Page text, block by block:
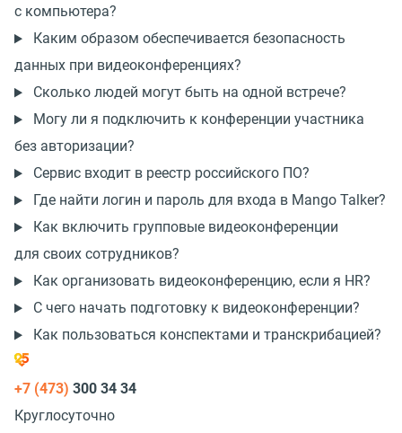
с компьютера?
Каким образом обеспечивается безопасность
данных при видеоконференциях?
Сколько людей могут быть на одной встрече?
Могу ли я подключить к конференции участника
без авторизации?
Сервис входит в реестр российского ПО?
Где найти логин и пароль для входа в Mango Talker?
Как включить групповые видеоконференции
для своих сотрудников?
Как организовать видеоконференцию, если я HR?
С чего начать подготовку к видеоконференции?
Как пользоваться конспектами и транскрибацией?
+7 (473) 300 34 34
Круглосуточно